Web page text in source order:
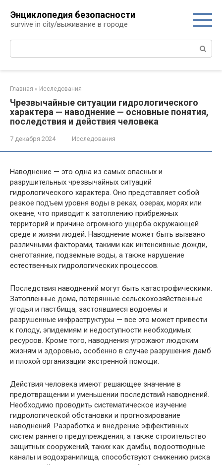
контенту
Энциклопедия безопасности
survive in city/выживание в городе
Поиск:
Главная » Исследования
Чрезвычайные ситуации гидрологического
характера — наводнение — основные понятия,
последствия и действия человека
7 декабря 2024 Исследования
Наводнение — это одна из самых опасных и
разрушительных чрезвычайных ситуаций
гидрологического характера. Оно представляет собой
резкое подъем уровня воды в реках, озерах, морях или
океане, что приводит к затоплению прибрежных
территорий и причине огромного ущерба окружающей
среде и жизни людей. Наводнение может быть вызвано
различными факторами, такими как интенсивные дожди,
снеготаяние, подземные воды, а также нарушение
естественных гидрологических процессов.
Последствия наводнений могут быть катастрофическими.
Затопленные дома, потерянные сельскохозяйственные
угодья и пастбища, застоявшиеся водоемы и
разрушенные инфраструктуры — все это может привести
к голоду, эпидемиям и недоступности необходимых
ресурсов. Кроме того, наводнения угрожают людским
жизням и здоровью, особенно в случае разрушения дамб
и плохой организации экстренной помощи.
Действия человека имеют решающее значение в
предотвращении и уменьшении последствий наводнений.
Необходимо проводить систематическое изучение
гидрологической обстановки и прогнозирование
наводнений. Разработка и внедрение эффективных
систем раннего предупреждения, а также строительство
защитных сооружений, таких как дамбы, водоотводные
каналы и водохранилища, способствуют снижению риска